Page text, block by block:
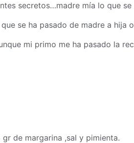
secretos…madre mía lo que
se ha pasado de madre a hija
mi primo me ha pasado la
de margarina ,sal y pimienta.